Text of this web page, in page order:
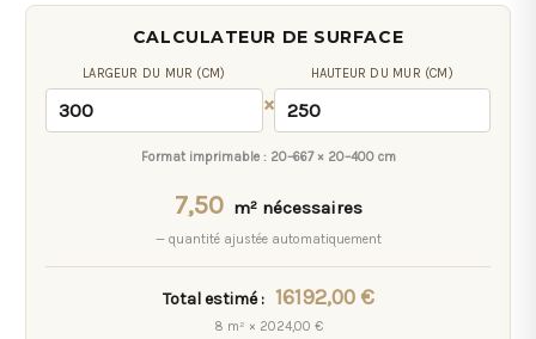
CALCULATEUR DE SURFACE
LARGEUR DU MUR (CM)
×
HAUTEUR DU MUR (CM)
Format imprimable : 20–667 × 20–400 cm
7,50 m² nécessaires
— quantité ajustée automatiquement
Total estimé : 16192,00 €
8 m² × 2024,00 €